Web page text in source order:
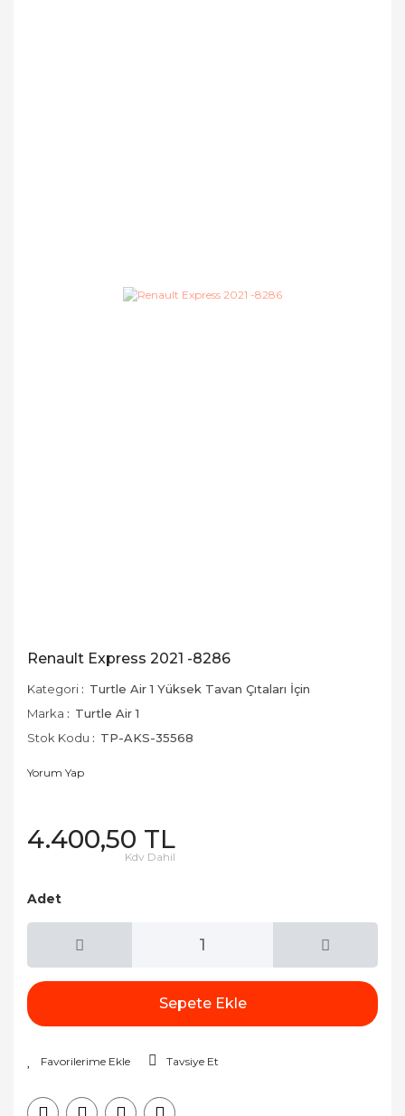
Renault Express 2021 -8286
Kategori
Turtle Air 1 Yüksek Tavan Çıtaları İçin
Marka
Turtle Air 1
Stok Kodu
TP-AKS-35568
Yorum Yap
4.400,50 TL
Kdv Dahil
Adet
Sepete Ekle
Tavsiye Et